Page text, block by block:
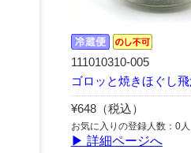
111010310-005
ゴロッと焼きほぐし
¥648（税込）
お気に入りの登録人数：0人
▶ 詳細ページへ